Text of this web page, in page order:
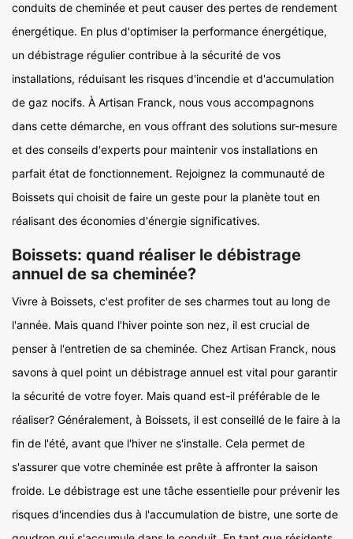
conduits de cheminée et peut causer des pertes de rendement
énergétique. En plus d'optimiser la performance énergétique,
un débistrage régulier contribue à la sécurité de vos
installations, réduisant les risques d'incendie et d'accumulation
de gaz nocifs. À Artisan Franck, nous vous accompagnons
dans cette démarche, en vous offrant des solutions sur-mesure
et des conseils d'experts pour maintenir vos installations en
parfait état de fonctionnement. Rejoignez la communauté de
Boissets qui choisit de faire un geste pour la planète tout en
réalisant des économies d'énergie significatives.
Boissets: quand réaliser le débistrage
annuel de sa cheminée?
Vivre à Boissets, c'est profiter de ses charmes tout au long de
l'année. Mais quand l'hiver pointe son nez, il est crucial de
penser à l'entretien de sa cheminée. Chez Artisan Franck, nous
savons à quel point un débistrage annuel est vital pour garantir
la sécurité de votre foyer. Mais quand est-il préférable de le
réaliser? Généralement, à Boissets, il est conseillé de le faire à la
fin de l'été, avant que l'hiver ne s'installe. Cela permet de
s'assurer que votre cheminée est prête à affronter la saison
froide. Le débistrage est une tâche essentielle pour prévenir les
risques d'incendies dus à l'accumulation de bistre, une sorte de